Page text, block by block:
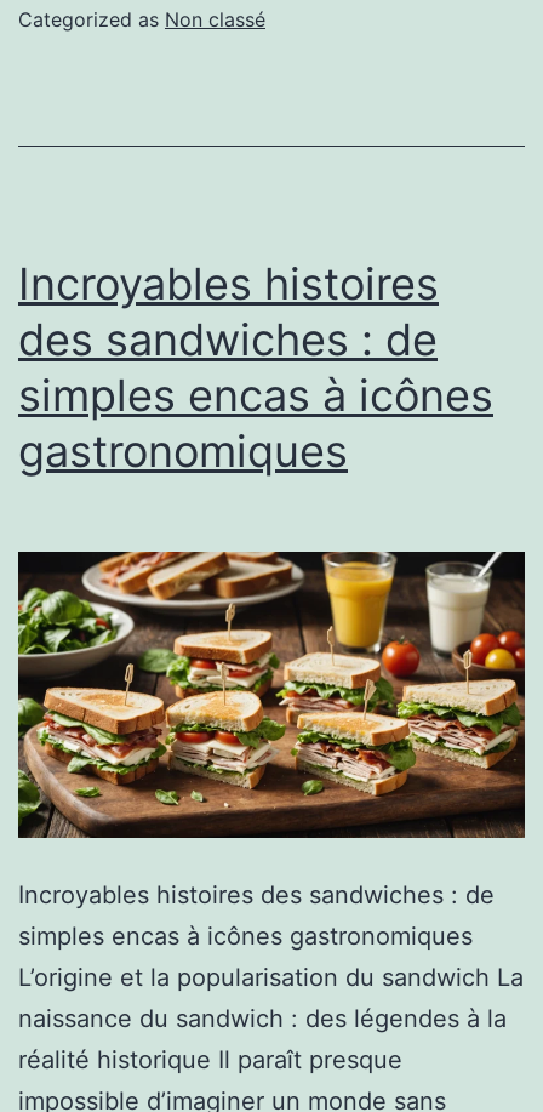
Categorized as Non classé
Incroyables histoires
des sandwiches : de
simples encas à icônes
gastronomiques
Incroyables histoires des sandwiches : de
simples encas à icônes gastronomiques
L’origine et la popularisation du sandwich La
naissance du sandwich : des légendes à la
réalité historique Il paraît presque
impossible d’imaginer un monde sans